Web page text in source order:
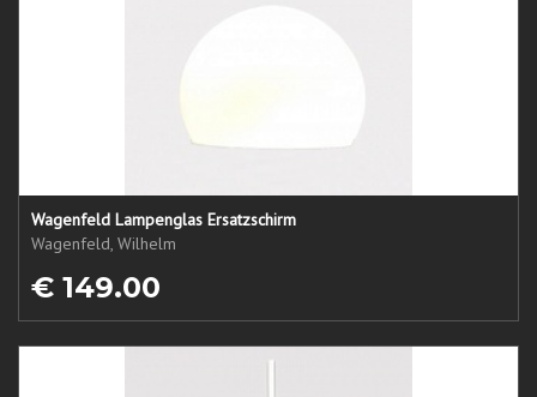
Wagenfeld Lampenglas Ersatzschirm
Wagenfeld, Wilhelm
€ 149.00